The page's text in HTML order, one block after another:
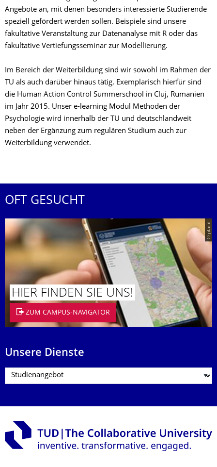
Angebote an, mit denen besonders interessierte Studierende
speziell gefördert werden sollen. Beispiele sind unsere
fakultative Veranstaltung zur Datenanalyse mit R oder das
fakultative Vertiefungsseminar zur Modellierung.
Im Bereich der Weiterbildung sind wir sowohl im Rahmen der
TU als auch darüber hinaus tätig. Exemplarisch hierfür sind
die Human Action Control Summerschool in Cluj, Rumänien
im Jahr 2015. Unser e-learning Modul Methoden der
Psychologie wird innerhalb der TU und deutschlandweit
neben der Ergänzung zum regulären Studium auch zur
Weiterbildung verwendet.
OFT GESUCHT
© placit
HIER FINDEN SIE UNS!
ZUM CAMPUS-NAVIGATOR
Unsere Dienste